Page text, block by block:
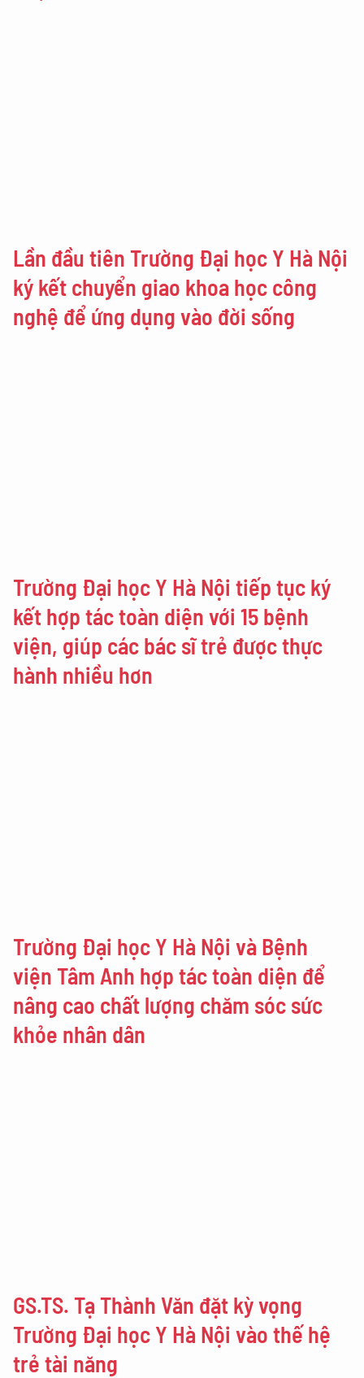
Lần đầu tiên Trường Đại học Y Hà Nội
ký kết chuyển giao khoa học công
nghệ để ứng dụng vào đời sống
Trường Đại học Y Hà Nội tiếp tục ký
kết hợp tác toàn diện với 15 bệnh
viện, giúp các bác sĩ trẻ được thực
hành nhiều hơn
Trường Đại học Y Hà Nội và Bệnh
viện Tâm Anh hợp tác toàn diện để
nâng cao chất lượng chăm sóc sức
khỏe nhân dân
GS.TS. Tạ Thành Văn đặt kỳ vọng
Trường Đại học Y Hà Nội vào thế hệ
trẻ tài năng